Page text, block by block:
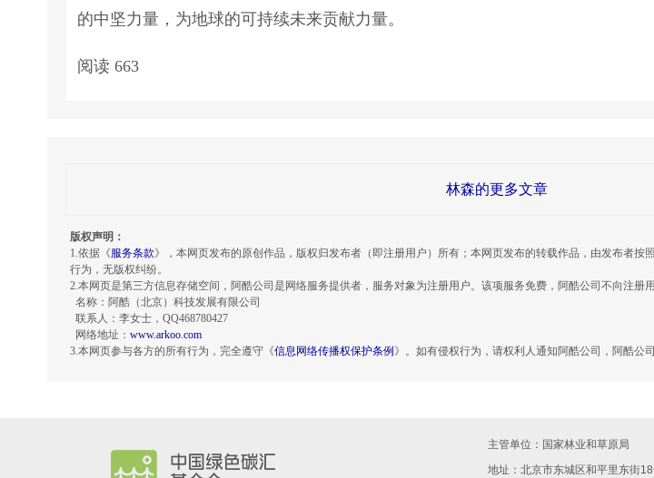
的中坚力量，为地球的可持续未来贡献力量。
阅读 663
林森的更多文章
版权声明：
1.依据《服务条款》，本网页发布的原创作品，版权归发布者（即注册用户）所有；本网页发布的转载作品，由发布者按
行为，无版权纠纷。
2.本网页是第三方信息存储空间，阿酷公司是网络服务提供者，服务对象为注册用户。该项服务免费，阿酷公司不向注册
名称：阿酷（北京）科技发展有限公司
联系人：李女士，QQ468780427
网络地址： www.arkoo.com
3.本网页参与各方的所有行为，完全遵守《信息网络传播权保护条例 》。如有侵权行为，请权利人通知阿酷公司，阿酷公
主管单位：国家林业和草原局
地址：北京市东城区和平里东街